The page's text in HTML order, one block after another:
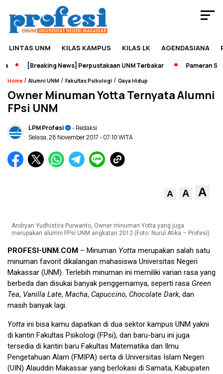
LINTAS UNM KILAS KAMPUS KILAS LK AGENDASIANA
[Breaking News] Perpustakaan UNM Terbakar Pameran
Home /Alumni UNM / Fakultas Psikologi / Gaya Hidup
Owner Minuman Yotta Ternyata Alumni
FPsi UNM
LPM Profesi
- Redaksi
Selasa, 28 November 2017- 07:10 WITA
A A A
Andryan Yudhistira Purwanto, Owner minuman Yotta yang juga
merupakan alumni FPsi UNM angkatan 2012 (Foto: Nurul Atika – Profesi)
PROFESI-UNM.COM – Minuman Yotta merupakan salah satu
minuman favorit dikalangan mahasiswa Universitas Negeri
Makassar (UNM). Terlebih minuman ini memiliki varian rasa yang
berbeda dan disukai banyak penggemarnya, seperti rasa Green
Tea, Vanilla Late, Macha, Capuccino, Chocolate Dark, dan
masih banyak lagi.
Yotta ini bisa kamu dapatkan di dua sektor kampus UNM yakni
di kantin Fakultas Psikologi (FPsi), dan baru-baru ini juga
tersedia di kantin baru Fakultas Matematika dan Ilmu
Pengetahuan Alam (FMIPA) serta di Universitas Islam Negeri
(UIN) Alauddin Makassar yang berlokasi di Samata, Kabupaten